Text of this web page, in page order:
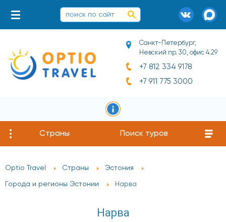
Санкт-Петербург,
Невский пр. 30, офис 4.29
+7 812 334 9178
+7 911 775 3000
Страны Поиск туров
Optio Travel Страны Эстония
Города и регионы Эстонии Нарва
Нарва